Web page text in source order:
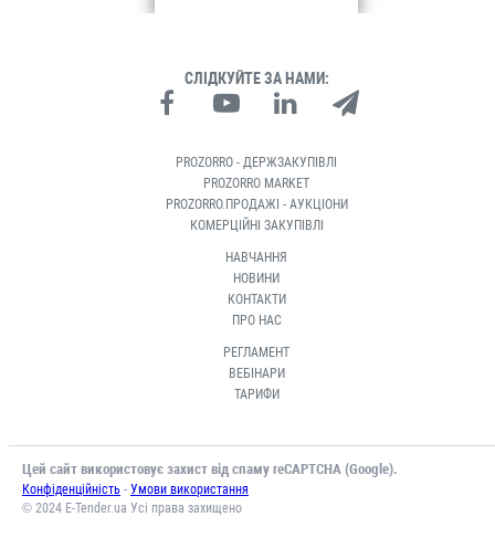
СЛІДКУЙТЕ ЗА НАМИ:
PROZORRO - ДЕРЖЗАКУПІВЛІ
PROZORRO MARKET
PROZORRO.ПРОДАЖІ - АУКЦІОНИ
КОМЕРЦІЙНІ ЗАКУПІВЛІ
НАВЧАННЯ
НОВИНИ
КОНТАКТИ
ПРО НАС
РЕГЛАМЕНТ
ВЕБІНАРИ
ТАРИФИ
Цей сайт використовує захист від спаму reCAPTCHA (Google).
Конфіденційність - Умови використання
© 2024 E-Tender.ua Усі права захищено